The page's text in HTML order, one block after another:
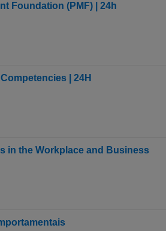
Foundation (PMF) | 24h
| 24H
in the Workplace and Business